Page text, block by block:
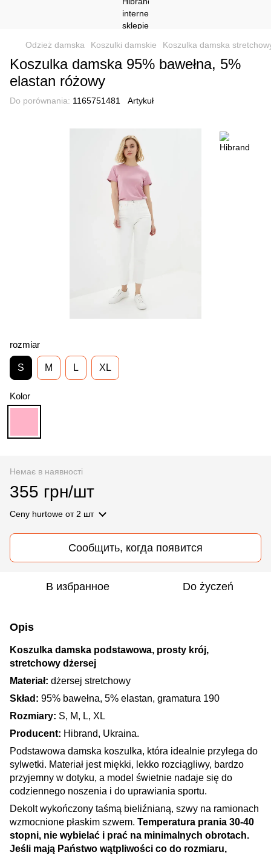
Odzież damska Koszulki damskie Koszulka damska
Koszulka damska 95% bawełna, 5%
elastan różowy
Do porównania: 1165751481 Artykuł
rozmiar
S M L XL
Kolor
Немає в наявності
355 грн/шт
Ceny hurtowe от 2 шт
Сообщить, когда появится
В избранное Do życzeń
Opis
Koszulka damska podstawowa, prosty krój,
stretchowy dżersej
Materiał: dżersej stretchowy
Skład: 95% bawełna, 5% elastan, gramatura 190
Rozmiary: S, M, L, XL
Producent: Hibrand, Ukraina.
Podstawowa damska koszulka, która idealnie przylega do
sylwetki. Materiał jest miękki, lekko rozciągliwy, bardzo
przyjemny w dotyku, a model świetnie nadaje się do
codziennego noszenia i do uprawiania sportu.
Dekolt wykończony taśmą bieliźnianą, szwy na ramionach
wzmocnione płaskim szwem. Temperatura prania 30-40
stopni, nie wybielać i prać na minimalnych obrotach.
Jeśli mają Państwo wątpliwości co do rozmiaru,